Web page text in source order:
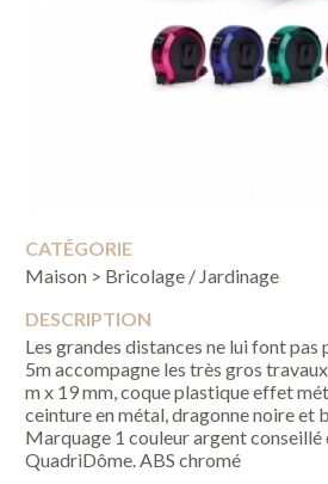
CATÉGORIE
Maison > Bricolage / Jardinage
DESCRIPTION
Les grandes distances ne lui font pas
5m accompagne les très gros
m x 19 mm, coque plastique effet
ceinture en métal, dragonne noire et
Marquage 1 couleur argent
QuadriDôme. ABS chromé